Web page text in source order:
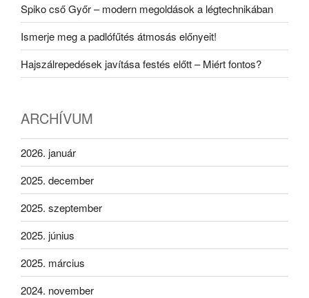
Spiko cső Győr – modern megoldások a légtechnikában
Ismerje meg a padlófűtés átmosás előnyeit!
Hajszálrepedések javítása festés előtt – Miért fontos?
ARCHÍVUM
2026. január
2025. december
2025. szeptember
2025. június
2025. március
2024. november